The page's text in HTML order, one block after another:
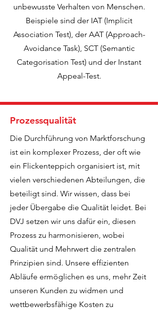
unbewusste Verhalten von Menschen.
Beispiele sind der IAT (Implicit
Association Test), der AAT (Approach-
Avoidance Task), SCT (Semantic
Categorisation Test) und der Instant
Appeal-Test.
Prozessqualität
Die Durchführung von Marktforschung
ist ein komplexer Prozess, der oft wie
ein Flickenteppich organisiert ist, mit
vielen verschiedenen Abteilungen, die
beteiligt sind. Wir wissen, dass bei
jeder Übergabe die Qualität leidet. Bei
DVJ setzen wir uns dafür ein, diesen
Prozess zu harmonisieren, wobei
Qualität und Mehrwert die zentralen
Prinzipien sind. Unsere effizienten
Abläufe ermöglichen es uns, mehr Zeit
unseren Kunden zu widmen und
wettbewerbsfähige Kosten zu